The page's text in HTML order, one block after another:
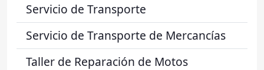
Servicio de Transporte
Servicio de Transporte de Mercancías
Taller de Reparación de Motos